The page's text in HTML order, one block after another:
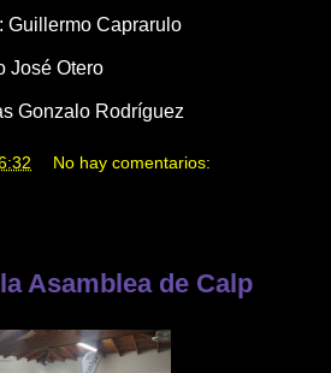
Guillermo Caprarulo
José Otero
Gonzalo Rodríguez
No hay comentarios:
Asamblea de Calp